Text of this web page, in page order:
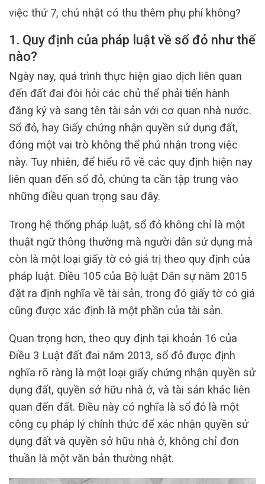
việc thứ 7, chủ nhật có thu thêm phụ phí không?
1. Quy định của pháp luật về sổ đỏ như thế
nào?
Ngày nay, quá trình thực hiện giao dịch liên quan
đến đất đai đòi hỏi các chủ thể phải tiến hành
đăng ký và sang tên tài sản với cơ quan nhà nước.
Sổ đỏ, hay Giấy chứng nhận quyền sử dụng đất,
đóng một vai trò không thể phủ nhận trong việc
này. Tuy nhiên, để hiểu rõ về các quy định hiện nay
liên quan đến sổ đỏ, chúng ta cần tập trung vào
những điều quan trọng sau đây.
Trong hệ thống pháp luật, sổ đỏ không chỉ là một
thuật ngữ thông thường mà người dân sử dụng mà
còn là một loại giấy tờ có giá trị theo quy định của
pháp luật. Điều 105 của Bộ luật Dân sự năm 2015
đặt ra định nghĩa về tài sản, trong đó giấy tờ có giá
cũng được xác định là một phần của tài sản.
Quan trọng hơn, theo quy định tại khoản 16 của
Điều 3 Luật đất đai năm 2013, sổ đỏ được định
nghĩa rõ ràng là một loại giấy chứng nhận quyền sử
dụng đất, quyền sở hữu nhà ở, và tài sản khác liên
quan đến đất. Điều này có nghĩa là sổ đỏ là một
công cụ pháp lý chính thức để xác nhận quyền sử
dụng đất và quyền sở hữu nhà ở, không chỉ đơn
thuần là một văn bản thường nhật.